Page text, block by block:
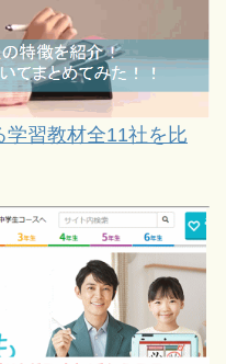
学習教材全11社を比